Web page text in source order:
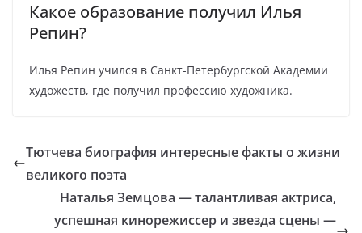
Какое образование получил Илья
Репин?
Илья Репин учился в Санкт-Петербургской Академии
художеств, где получил профессию художника.
Тютчева биография интересные факты о жизни
великого поэта
Наталья Земцова — талантливая актриса,
успешная кинорежиссер и звезда сцены —